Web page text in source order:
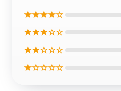
★★★★☆
★★★☆☆
★★☆☆☆
★☆☆☆☆